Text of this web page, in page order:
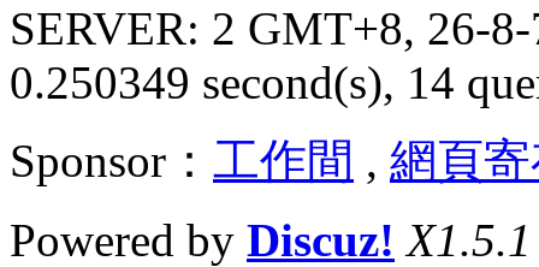
SERVER: 2 GMT+8, 26-
0.250349 second(s), 14
Sponsor： 工作間 , 網頁
Powered by Discuz! X1.5.1